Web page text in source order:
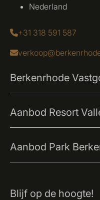
Nederland
+31 318 591 587
Berkenrhode
Aanbod Resort
Aanbod Park
Blijf op de hoogte!